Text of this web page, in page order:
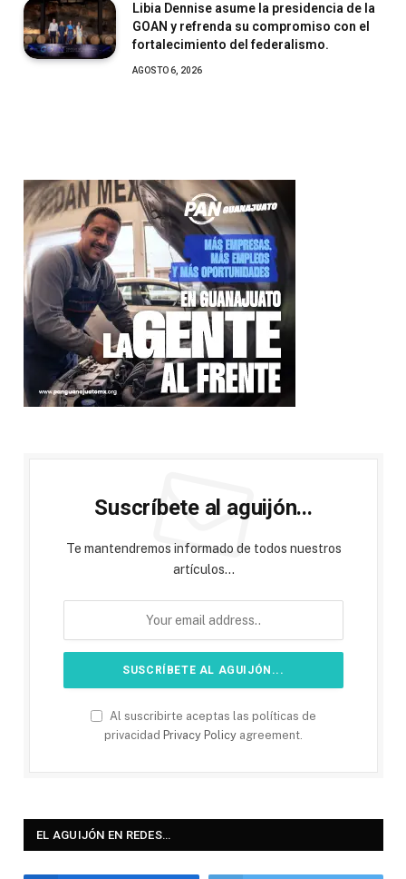
Libia Dennise asume la presidencia de la
GOAN y refrenda su compromiso con el
fortalecimiento del federalismo.
AGOSTO 6, 2026
Suscríbete al aguijón...
Te mantendremos informado de todos nuestros
artículos...
Al suscribirte aceptas las políticas de
privacidad Privacy Policy agreement.
EL AGUIJÓN EN REDES…